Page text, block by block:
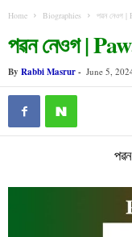
Home Biographies পৱন নেওগ |
পৱন নেওগ |
By Rabbi Masrur- June 5,